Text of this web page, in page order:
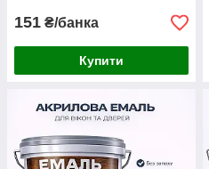
151 ₴/банка
Купити